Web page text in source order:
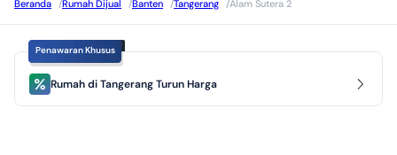
Beranda /Rumah Dijual /Banten /Tangerang /Alam Sutera 2
Penawaran Khusus
Rumah di Tangerang Turun Harga